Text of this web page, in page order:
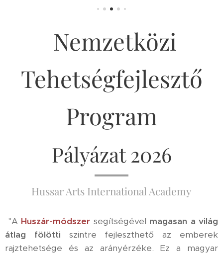
Nemzetközi
Tehetségfejlesztő
Program
Pályázat 2026
Hussar Arts International Academy
"A Huszár-módszer segítségével magasan a világ
átlag fölötti szintre fejleszthető az emberek
rajztehetsége és az arányérzéke. Ez a magyar